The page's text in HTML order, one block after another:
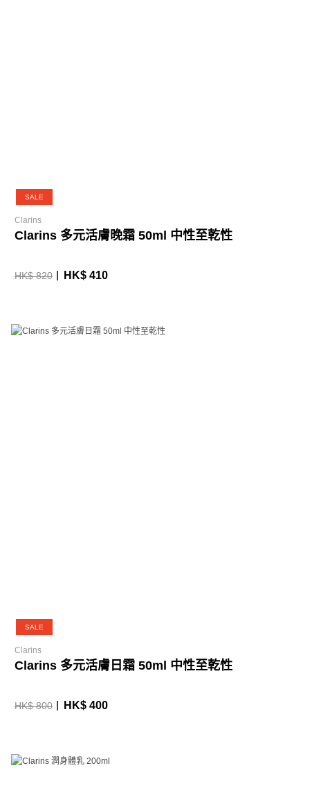
SALE
Clarins
Clarins 多元活膚晚霜 50ml 中性至乾性
HK$ 820 HK$ 410
SALE
Clarins
Clarins 多元活膚日霜 50ml 中性至乾性
HK$ 800 HK$ 400